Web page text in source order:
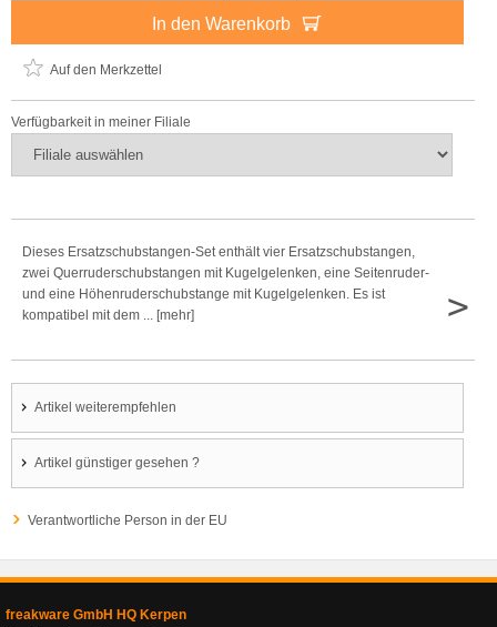
In den Warenkorb
Auf den Merkzettel
Verfügbarkeit in meiner Filiale
Dieses Ersatzschubstangen-Set enthält vier Ersatzschubstangen,
zwei Querruderschubstangen mit Kugelgelenken, eine Seitenruder-
und eine Höhenruderschubstange mit Kugelgelenken. Es ist
kompatibel mit dem ... [mehr]
>
Artikel weiterempfehlen
Artikel günstiger gesehen ?
Verantwortliche Person in der EU
freakware GmbH HQ Kerpen